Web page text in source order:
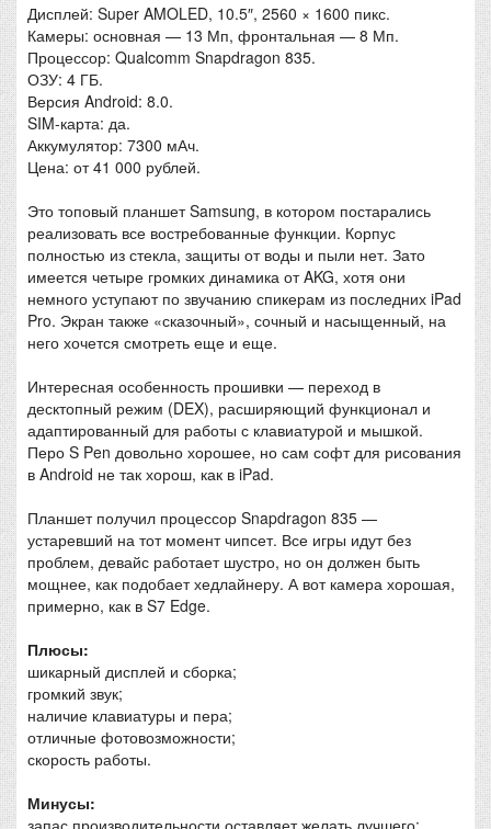
Дисплей: Super AMOLED, 10.5″, 2560 × 1600 пикс.
Камеры: основная — 13 Мп, фронтальная — 8 Мп.
Процессор: Qualcomm Snapdragon 835.
ОЗУ: 4 ГБ.
Версия Android: 8.0.
SIM-карта: да.
Аккумулятор: 7300 мАч.
Цена: от 41 000 рублей.
Это топовый планшет Samsung, в котором постарались
реализовать все востребованные функции. Корпус
полностью из стекла, защиты от воды и пыли нет. Зато
имеется четыре громких динамика от AKG, хотя они
немного уступают по звучанию спикерам из последних iPad
Pro. Экран также «сказочный», сочный и насыщенный, на
него хочется смотреть еще и еще.
Интересная особенность прошивки — переход в
десктопный режим (DEX), расширяющий функционал и
адаптированный для работы с клавиатурой и мышкой.
Перо S Pen довольно хорошее, но сам софт для рисования
в Android не так хорош, как в iPad.
Планшет получил процессор Snapdragon 835 —
устаревший на тот момент чипсет. Все игры идут без
проблем, девайс работает шустро, но он должен быть
мощнее, как подобает хедлайнеру. А вот камера хорошая,
примерно, как в S7 Edge.
Плюсы:
шикарный дисплей и сборка;
громкий звук;
наличие клавиатуры и пера;
отличные фотовозможности;
скорость работы.
Минусы:
запас производительности оставляет желать лучшего;